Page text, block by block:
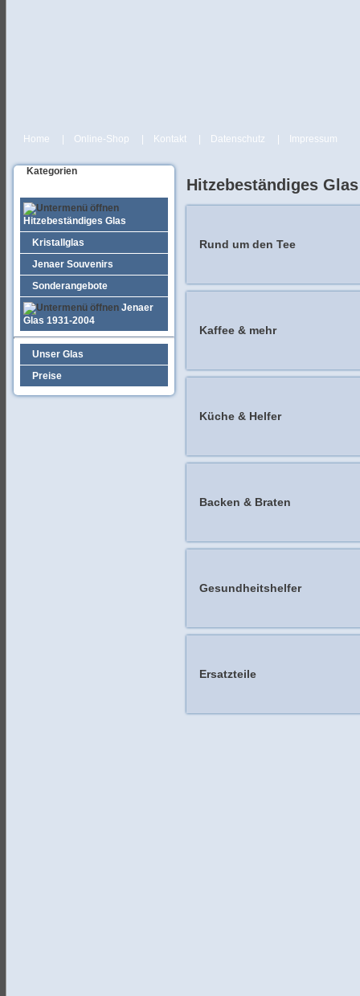
Home Online-Shop Kontakt Datenschutz Impressum
Kategorien
Hitzebeständiges Glas
Kristallglas
Jenaer Souvenirs
Sonderangebote
Jenaer
Glas 1931-2004
Unser Glas
Preise
Hitzebeständiges Glas
Rund um den Tee
Kaffee & mehr
Küche & Helfer
Backen & Braten
Gesundheitshelfer
Ersatzteile